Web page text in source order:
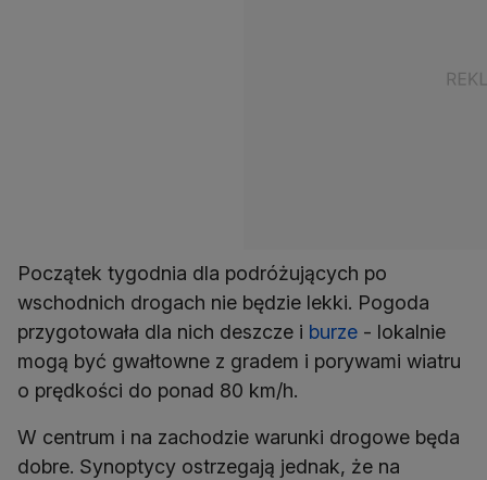
Początek tygodnia dla podróżujących po
wschodnich drogach nie będzie lekki. Pogoda
przygotowała dla nich deszcze i burze - lokalnie
mogą być gwałtowne z gradem i porywami wiatru
o prędkości do ponad 80 km/h.
W centrum i na zachodzie warunki drogowe będa
dobre. Synoptycy ostrzegają jednak, że na